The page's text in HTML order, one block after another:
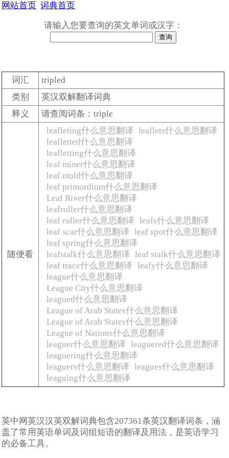
网站首页 词典首页
请输入您要查询的英文单词或汉字：
词汇
tripled
类别
英汉双解翻译词典
释义
请查阅词条：triple
随便看
leafleting什么意思翻译 leaflets什么意思翻译
leafletted什么意思翻译
leafletting什么意思翻译
leaf miner什么意思翻译
leaf mold什么意思翻译
leaf primordium什么意思翻译
Leaf River什么意思翻译
leafroller什么意思翻译
leaf roller什么意思翻译 leafs什么意思翻译
leaf scar什么意思翻译 leaf spot什么意思翻译
leaf spring什么意思翻译
leafstalk什么意思翻译 leaf stalk什么意思翻译
leaf trace什么意思翻译 leafy什么意思翻译
league什么意思翻译
League City什么意思翻译
leagued什么意思翻译
League of Arab States什么意思翻译
League of Arab States什么意思翻译
League of Nations什么意思翻译
leaguer什么意思翻译 leaguered什么意思翻译
leaguering什么意思翻译
leaguers什么意思翻译 leagues什么意思翻译
leaguing什么意思翻译
英中网英汉汉英双解词典包含207361条英汉翻译词条，涵
盖了常用英语单词及词组短语的翻译及用法，是英语学习
的必备工具。